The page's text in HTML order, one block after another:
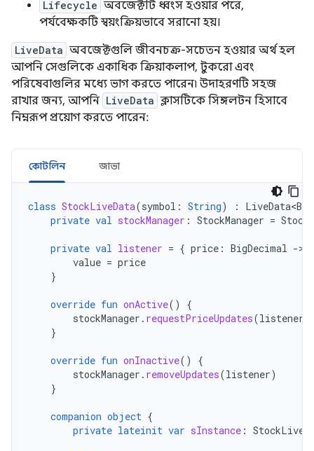
Lifecycle অবজেক্টটি ধ্বংস হওয়ার পরে,
পর্যবেক্ষকটি স্বয়ংক্রিয়ভাবে সরানো হয়।
LiveData অবজেক্টগুলি জীবনচক্র-সচেতন হওয়ার অর্থ হল
আপনি সেগুলিকে একাধিক ক্রিয়াকলাপ, টুকরো এবং
পরিষেবাগুলির মধ্যে ভাগ করতে পারেন৷ উদাহরণটি সহজ
রাখার জন্য, আপনি LiveData ক্লাসটিকে সিঙ্গলটন হিসাবে
নিম্নরূপ প্রয়োগ করতে পারেন:
কোটলিন জাভা
class StockLiveData(symbol : String) :
private val stockManager : StockManager =
private val listener = { price : BigDecimal -
value = price
}
override fun onActive()
{
stockManager . requestPriceUpdates(listener
}
override fun onInactive()
{
stockManager . removeUpdates(listener)
}
companion object {
private lateinit var sInstance :